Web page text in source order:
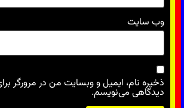
وب‌ سایت
ذخیره نام، ایمیل و وبسایت من در مرورگر
دیدگاهی می‌نویسم.